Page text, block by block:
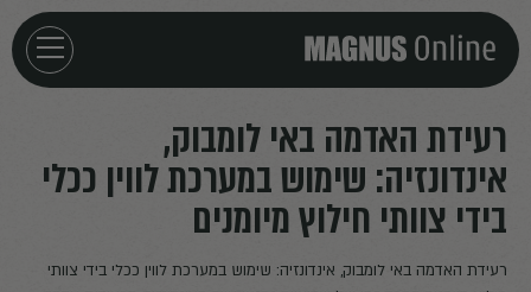
חזרה לדף הבית
אירועים
מאמרים
רעידת האדמה באי לומבוק,
אינדונזיה: שימוש במערכת לווין ככלי
בידי צוותי חילוץ מיומנים
רעידת האדמה באי לומבוק, אינדונזיה: שימוש במערכת לווין ככלי בידי צוותי